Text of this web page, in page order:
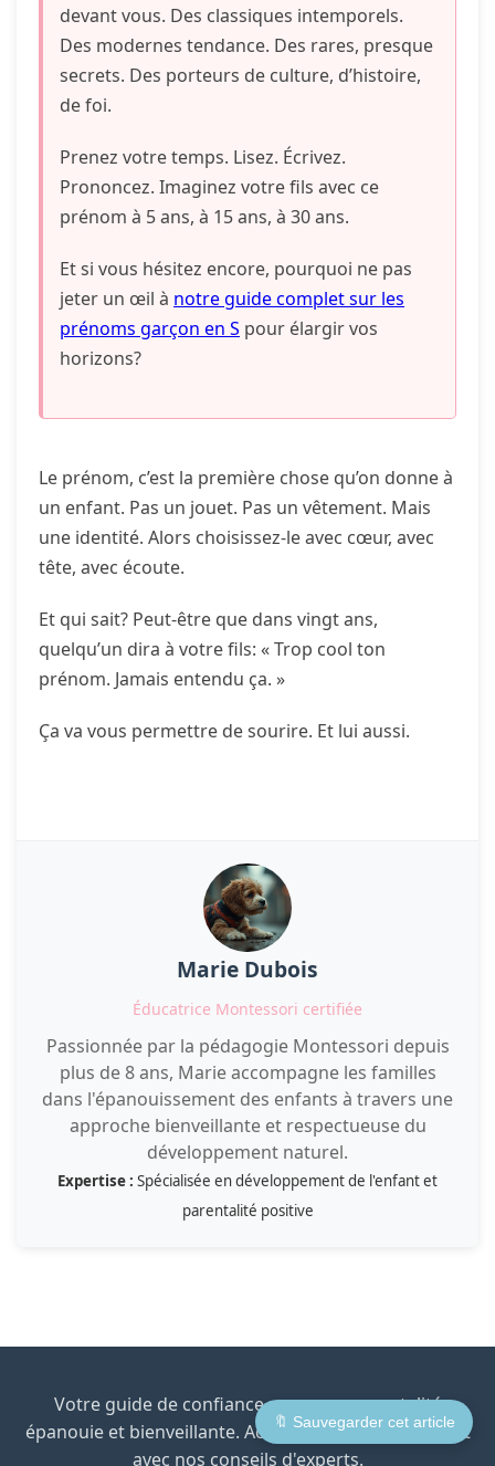
devant vous. Des classiques intemporels.
Des modernes tendance. Des rares, presque
secrets. Des porteurs de culture, d’histoire,
de foi.
Prenez votre temps. Lisez. Écrivez.
Prononcez. Imaginez votre fils avec ce
prénom à 5 ans, à 15 ans, à 30 ans.
Et si vous hésitez encore, pourquoi ne pas
jeter un œil à notre guide complet sur les
prénoms garçon en S pour élargir vos
horizons?
Le prénom, c’est la première chose qu’on donne à
un enfant. Pas un jouet. Pas un vêtement. Mais
une identité. Alors choisissez-le avec cœur, avec
tête, avec écoute.
Et qui sait? Peut-être que dans vingt ans,
quelqu’un dira à votre fils: « Trop cool ton
prénom. Jamais entendu ça. »
Ça va vous permettre de sourire. Et lui aussi.
Marie Dubois
Éducatrice Montessori certifiée
Passionnée par la pédagogie Montessori depuis
plus de 8 ans, Marie accompagne les familles
dans l'épanouissement des enfants à travers une
approche bienveillante et respectueuse du
développement naturel.
Expertise : Spécialisée en développement de l'enfant et
parentalité positive
Votre guide de confiance pour une parentalité
épanouie et bienveillante. Accompagnez votre enfant
avec nos conseils d'experts.
🔖 Sauvegarder cet article